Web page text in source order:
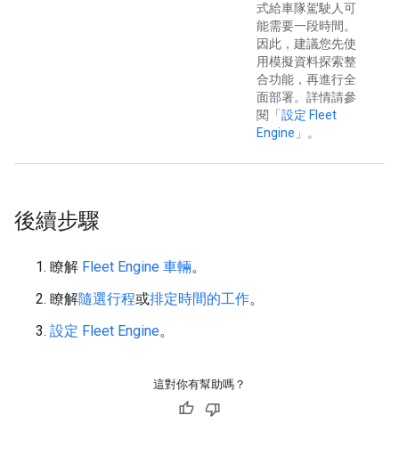
式給車隊駕駛人可
能需要一段時間。
因此，建議您先使
用模擬資料探索整
合功能，再進行全
面部署。詳情請參
閱「 設定 Fleet
Engine 」。
後續步驟
瞭解 Fleet Engine 車輛。
瞭解隨選行程或排定時間的工作。
設定 Fleet Engine。
這對你有幫助嗎？